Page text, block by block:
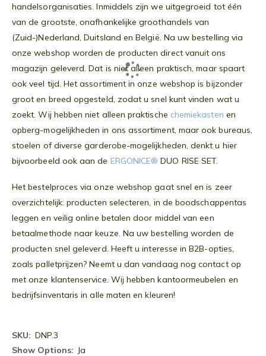
handelsorganisaties. Inmiddels zijn we uitgegroeid tot één
van de grootste, onafhankelijke groothandels van
(Zuid-)Nederland, Duitsland en België. Na uw bestelling via
onze webshop worden de producten direct vanuit ons
magazijn geleverd. Dat is niet alleen praktisch, maar spaart
ook veel tijd. Het assortiment in onze webshop is bijzonder
groot en breed opgesteld, zodat u snel kunt vinden wat u
zoekt. Wij hebben niet alleen praktische chemiekasten en
opberg-mogelijkheden in ons assortiment, maar ook bureaus,
stoelen of diverse garderobe-mogelijkheden, denkt u hier
bijvoorbeeld ook aan de ERGONICE® DUO RISE SET.
Het bestelproces via onze webshop gaat snel en is zeer
overzichtelijk: producten selecteren, in de boodschappentas
leggen en veilig online betalen door middel van een
betaalmethode naar keuze. Na uw bestelling worden de
producten snel geleverd. Heeft u interesse in B2B-opties,
zoals palletprijzen? Neemt u dan vandaag nog contact op
met onze klantenservice. Wij hebben kantoormeubelen en
bedrijfsinventaris in alle maten en kleuren!
Meer
informatie
DNP.3
Ja